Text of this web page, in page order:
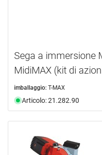
Sega a immersione
MidiMAX (kit di
imballaggio: T-MAX
Articolo: 21.282.90